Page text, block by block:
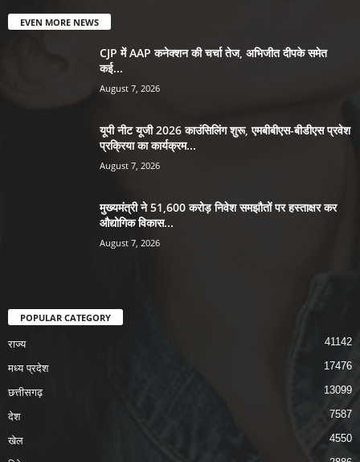
EVEN MORE NEWS
CJP में AAP कनेक्शन की चर्चा तेज, अभिजीत दीपके समेत
कई...
August 7, 2026
यूपी नीट यूजी 2026 काउंसिलिंग शुरू, एमबीबीएस-बीडीएस प्रवेश
प्रक्रिया का कार्यक्रम...
August 7, 2026
मुख्यमंत्री ने 51,600 करोड़ निवेश समझौतों पर हस्ताक्षर कर
औद्योगिक विकास...
August 7, 2026
POPULAR CATEGORY
राज्य 41142
मध्य प्रदेश 17476
छत्तीसगढ़ 13099
देश 7587
खेल 4550